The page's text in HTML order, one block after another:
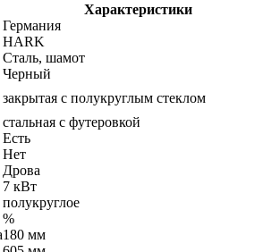
Характеристики
Германия
HARK
Сталь, шамот
Черный
закрытая с полукруглым стеклом
стальная с футеровкой
Есть
Нет
Дрова
7 кВт
полукруглое
%
180 мм